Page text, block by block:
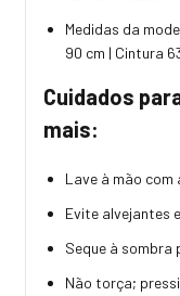
Medidas da
90 cm | Cintura
Cuidados
mais:
Lave à mão com
Evite alvejantes
Seque à sombra
Não torça;